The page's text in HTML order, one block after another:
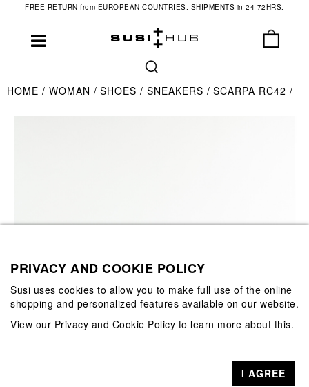
FREE RETURN from EUROPEAN COUNTRIES. SHIPMENTS in 24-72HRS.
HOME WOMAN SHOES SNEAKERS SCARPA RC42
PRIVACY AND COOKIE POLICY
Susi uses cookies to allow you to make full use of the online
shopping and personalized features available on our website.
View our Privacy and Cookie Policy to learn more about this.
I AGREE